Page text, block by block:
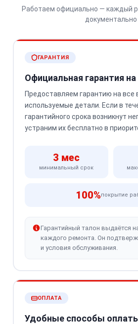
Работаем официально — каждый
документально
ГАРАНТИЯ
Официальная гарантия
Предоставляем гарантию на все
используемые детали. Если в
гарантийного срока возникнут
устраним их бесплатно в
3 мес
минимальный срок
100%покрытие
Гарантийный талон выдаётся
каждого ремонта. Он
и условия обслуживания.
ОПЛАТА
Удобные способы